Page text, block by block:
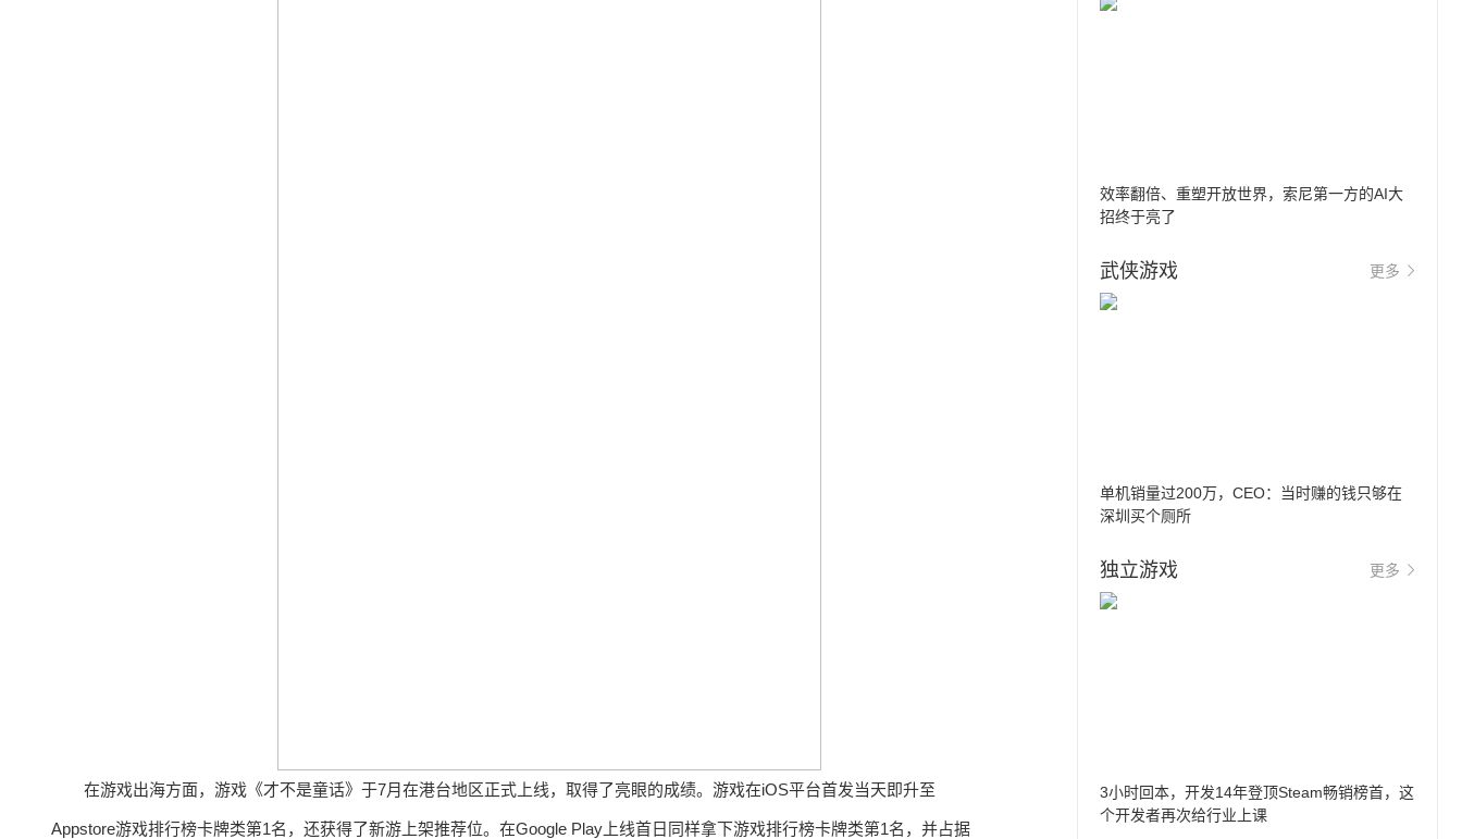
在游戏出海方面，游戏《才不是童话》于7月在港台地区正式上线，取得了亮眼的成绩。游戏在iOS平台首发当天即升至
Appstore游戏排行榜卡牌类第1名，还获得了新游上架推荐位。在Google Play上线首日同样拿下游戏排行榜卡牌类第1名，并占据
效率翻倍、重塑开放世界，索尼第一方的AI大
招终于亮了
武侠游戏 更多
单机销量过200万，CEO：当时赚的钱只够在
深圳买个厕所
独立游戏 更多
3小时回本，开发14年登顶Steam畅销榜首，这
个开发者再次给行业上课